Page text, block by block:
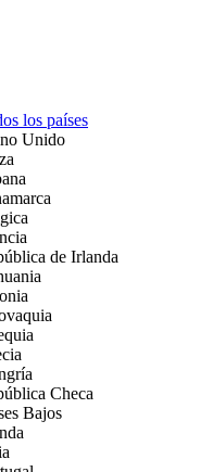
los países
Unido
de Irlanda
Checa
Bajos